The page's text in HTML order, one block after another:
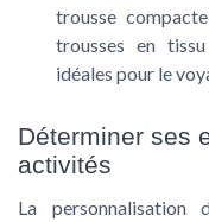
trousse
trousses en
idéales pour le
Déterminer ses
activités
La